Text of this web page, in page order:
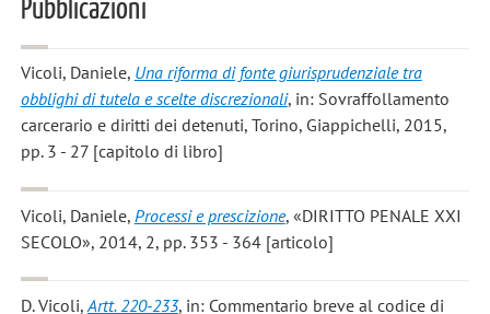
Pubblicazioni
Vicoli, Daniele, Una riforma di fonte giurisprudenziale tra
obblighi di tutela e scelte discrezionali, in: Sovraffollamento
carcerario e diritti dei detenuti, Torino, Giappichelli, 2015,
pp. 3 - 27 [capitolo di libro]
Vicoli, Daniele, Processi e prescizione, «DIRITTO PENALE XXI
SECOLO», 2014, 2, pp. 353 - 364 [articolo]
D. Vicoli,Artt. 220-233, in: Commentario breve al codice di